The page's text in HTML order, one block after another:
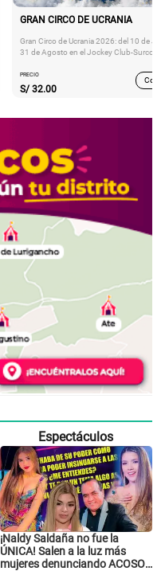
GRAN CIRCO DE UCRANIA
Gran Circo de Ucrania 2026: del 10 de
31 de Agosto en el Jockey Club-Surco
PRECIO
S/ 32.00
Espectáculos
¡Naldy Saldaña no fue la
ÚNICA! Salen a la luz más
mujeres denunciando ACOSO